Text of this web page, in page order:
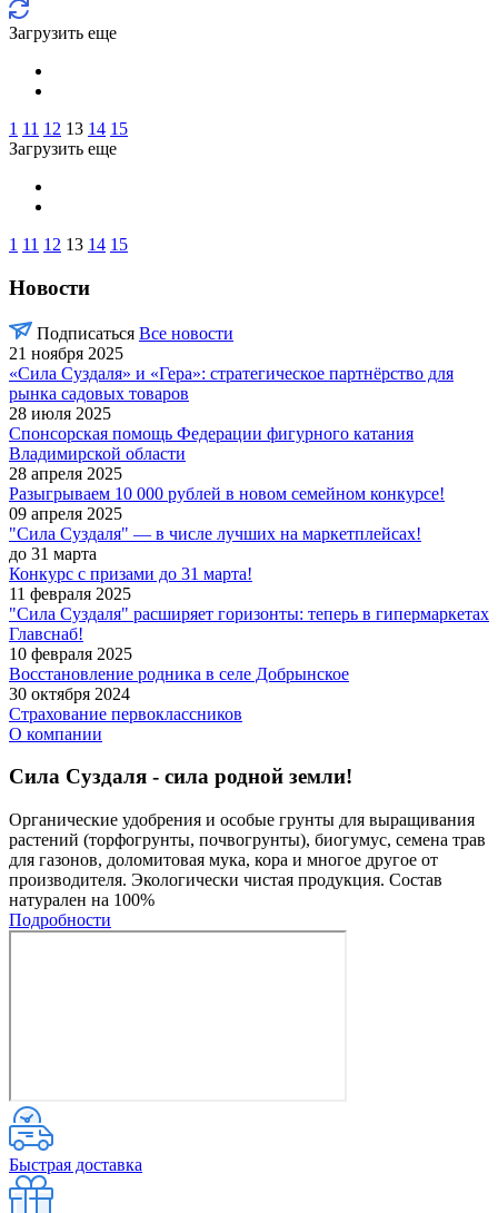
Загрузить еще
1 11 12 13 14 15
Загрузить еще
1 11 12 13 14 15
Новости
Подписаться Все новости
21 ноября 2025
«Сила Суздаля» и «Гера»: стратегическое партнёрство для
рынка садовых товаров
28 июля 2025
Спонсорская помощь Федерации фигурного катания
Владимирской области
28 апреля 2025
Разыгрываем 10 000 рублей в новом семейном конкурсе!
09 апреля 2025
"Сила Суздаля" — в числе лучших на маркетплейсах!
до 31 марта
Конкурс с призами до 31 марта!
11 февраля 2025
"Сила Суздаля" расширяет горизонты: теперь в гипермаркетах
Главснаб!
10 февраля 2025
Восстановление родника в селе Добрынское
30 октября 2024
Страхование первоклассников
О компании
Сила Суздаля - сила родной земли!
Органические удобрения и особые грунты для выращивания
растений (торфогрунты, почвогрунты), биогумус, семена трав
для газонов, доломитовая мука, кора и многое другое от
производителя. Экологически чистая продукция. Состав
натурален на 100%
Подробности
Быстрая доставка